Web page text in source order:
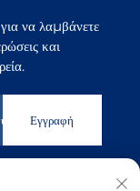
να λαμβάνετε
και
Εγγραφή